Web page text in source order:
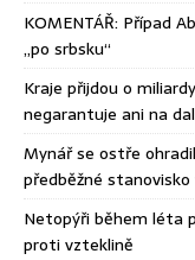
KOMENTÁŘ: Případ
„po srbsku“
Kraje přijdou o
negarantuje ani na
Mynář se ostře
předběžné
Netopýři během léta
proti vzteklině